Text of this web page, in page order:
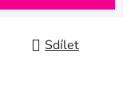
Sdílet